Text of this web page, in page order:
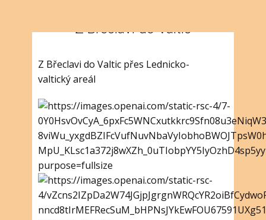
Z Břeclavi do Valtic
Z Břeclavi do Valtic přes Lednicko-
valtický areál